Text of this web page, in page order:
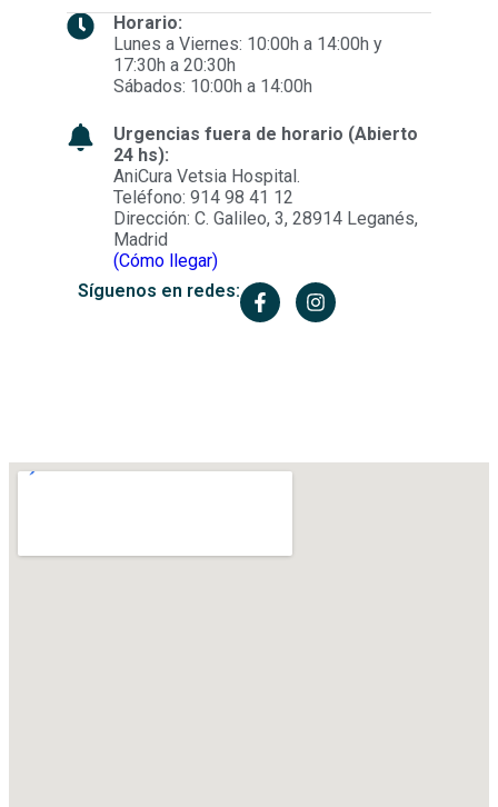
Horario:
Lunes a Viernes: 10:00h a 14:00h y
17:30h a 20:30h
Sábados: 10:00h a 14:00h
Urgencias fuera de horario (Abierto
24 hs):
AniCura Vetsia Hospital.
Teléfono: 914 98 41 12
Dirección: C. Galileo, 3, 28914 Leganés,
Madrid
(Cómo llegar)
Síguenos en redes: